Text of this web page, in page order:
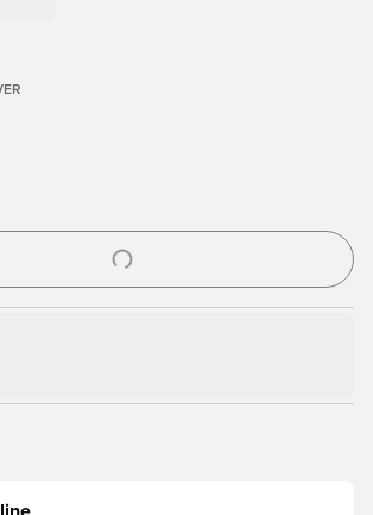
at logge ind eller tilmelde dig som medlem